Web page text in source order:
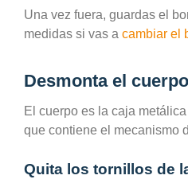
Una vez fuera, guardas el
medidas si vas a cambiar el
Desmonta el
El cuerpo es la caja
que contiene el mecanismo
Quita los tornillos de